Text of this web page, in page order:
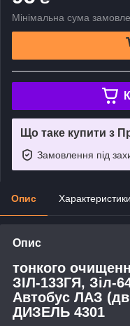
Мінімальна сума
Що таке купити з
Замовлення під
Опис Характеристики
Опис
тонкого
ЗІЛ-133ГЯ, Зіл-
Автобус ЛАЗ
ДИЗЕЛЬ 4301